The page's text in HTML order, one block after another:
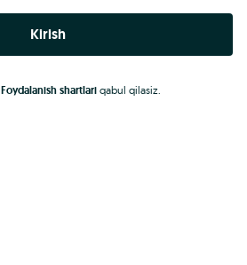
Kirish
Foydalanish shartlariqabul qilasiz.